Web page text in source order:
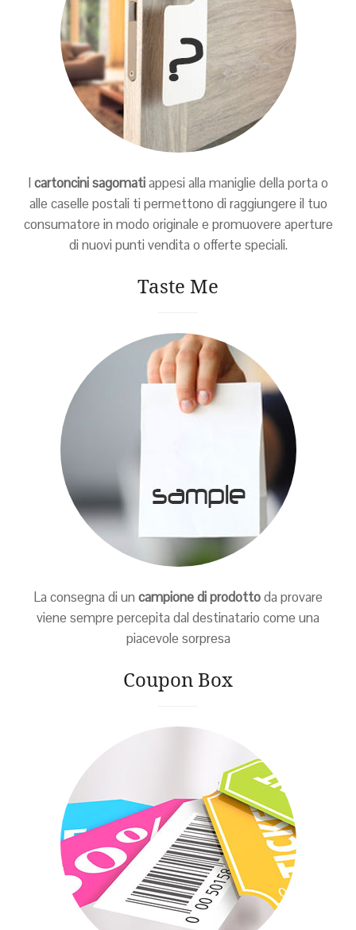
I cartoncini sagomatiappesi alla maniglie della porta o
alle caselle postali ti permettono di raggiungere il tuo
consumatore in modo originale e promuovere aperture
di nuovi punti vendita o offerte speciali.
Taste Me
La consegna di un campione di prodottoda provare
viene sempre percepita dal destinatario come una
piacevole sorpresa
Coupon Box